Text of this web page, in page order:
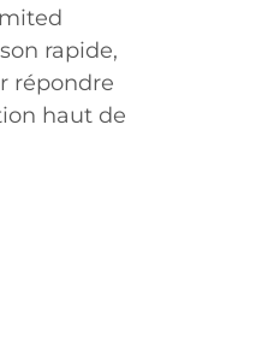
rapide,
répondre
haut de